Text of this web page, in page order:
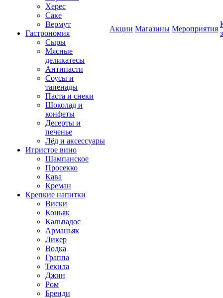
Херес
Саке
Вермут
Гастрономия
Сыры
Мясные
деликатесы
Антипасти
Соусы и
тапенады
Паста и снеки
Шоколад и
конфеты
Десерты и
печенье
Лёд и аксессуары
Игристое вино
Шампанское
Просекко
Кава
Креман
Крепкие напитки
Виски
Коньяк
Кальвадос
Арманьяк
Ликер
Водка
Граппа
Текила
Джин
Ром
Бренди
Акции Магазины Мероприятия